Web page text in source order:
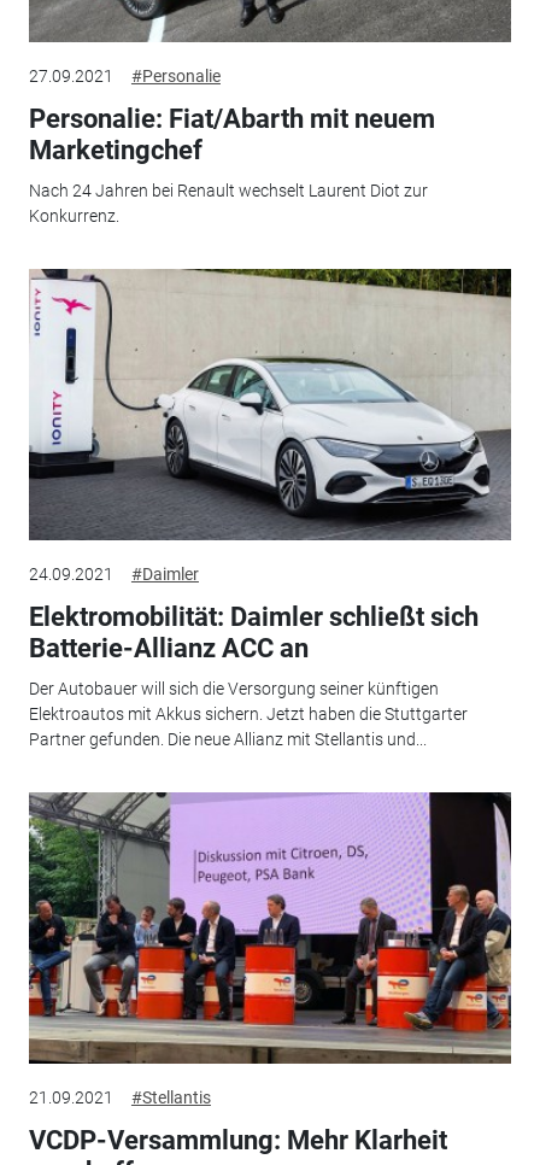
27.09.2021 #Personalie
Personalie: Fiat/Abarth mit neuem
Marketingchef
Nach 24 Jahren bei Renault wechselt Laurent Diot zur
Konkurrenz.
24.09.2021 #Daimler
Elektromobilität: Daimler schließt sich
Batterie-Allianz ACC an
Der Autobauer will sich die Versorgung seiner künftigen
Elektroautos mit Akkus sichern. Jetzt haben die Stuttgarter
Partner gefunden. Die neue Allianz mit Stellantis und...
21.09.2021 #Stellantis
VCDP-Versammlung: Mehr Klarheit